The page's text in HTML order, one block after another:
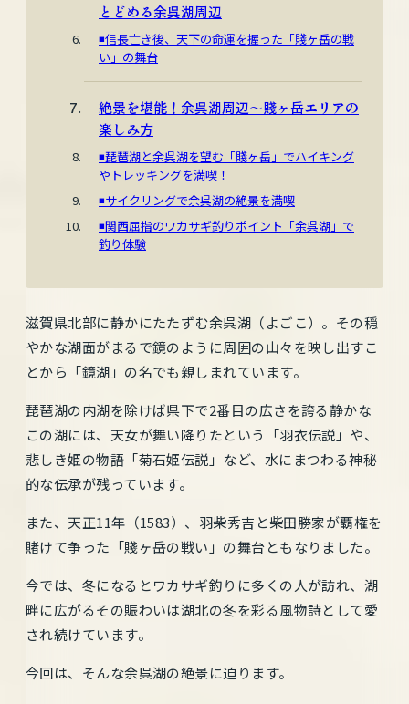
とどめる余呉湖周辺
◾️信長亡き後、天下の命運を握った「賤ヶ岳の戦
い」の舞台
絶景を堪能！余呉湖周辺〜賤ヶ岳エリアの
楽しみ方
◾️琵琶湖と余呉湖を望む「賤ヶ岳」でハイキング
やトレッキングを満喫！
◾️サイクリングで余呉湖の絶景を満喫
◾️関西屈指のワカサギ釣りポイント「余呉湖」で
釣り体験
滋賀県北部に静かにたたずむ余呉湖（よごこ）。その穏
やかな湖面がまるで鏡のように周囲の山々を映し出すこ
とから「鏡湖」の名でも親しまれています。
琵琶湖の内湖を除けば県下で2番目の広さを誇る静かな
この湖には、天女が舞い降りたという「羽衣伝説」や、
悲しき姫の物語「菊石姫伝説」など、水にまつわる神秘
的な伝承が残っています。
また、天正11年（1583）、羽柴秀吉と柴田勝家が覇権を
賭けて争った「賤ヶ岳の戦い」の舞台ともなりました。
今では、冬になるとワカサギ釣りに多くの人が訪れ、湖
畔に広がるその賑わいは湖北の冬を彩る風物詩として愛
され続けています。
今回は、そんな余呉湖の絶景に迫ります。